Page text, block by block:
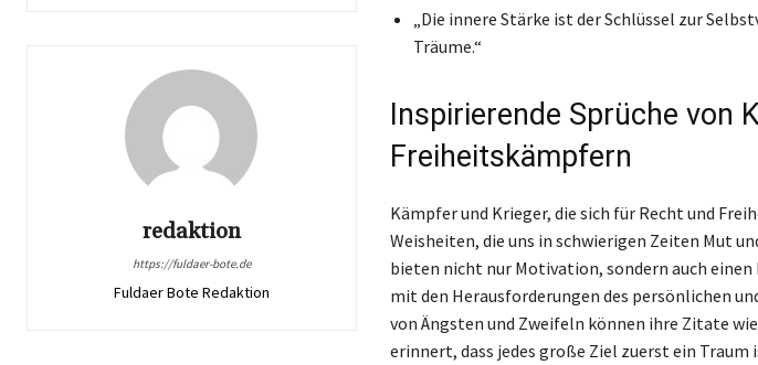
redaktion
https://fuldaer-bote.de
Fuldaer Bote Redaktion
„Die innere Stärke ist der Schlüssel zur
Träume.“
Inspirierende Sprüche von
Freiheitskämpfern
Kämpfer und Krieger, die sich für Recht und
Weisheiten, die uns in schwierigen Zeiten Mut
bieten nicht nur Motivation, sondern auch
mit den Herausforderungen des persönlichen
von Ängsten und Zweifeln können ihre Zitate
erinnert, dass jedes große Ziel zuerst ein